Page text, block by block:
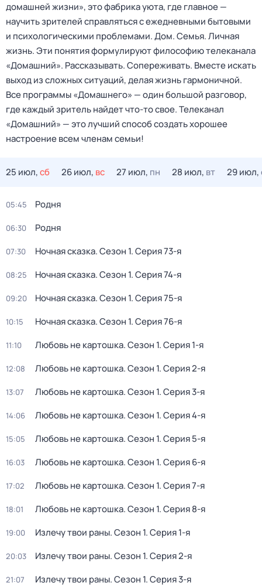
домашней жизни», это фабрика уюта, где главное —
научить зрителей справляться с ежедневными бытовыми
и психологическими проблемами. Дом. Семья. Личная
жизнь. Эти понятия формулируют философию телеканала
«Домашний». Рассказывать. Сопереживать. Вместе искать
выход из сложных ситуаций, делая жизнь гармоничной.
Все программы «Домашнего» — один большой разговор,
где каждый зритель найдет что‑то свое. Телеканал
«Домашний» — это лучший способ создать хорошее
настроение всем членам семьи!
25 июл,сб 26 июл, вс 27 июл, пн 28 июл, вт 29 июл,
05:45 Родня
06:30 Родня
07:30 Ночная сказка. Сезон 1. Серия 73-я
08:25 Ночная сказка. Сезон 1. Серия 74-я
09:20 Ночная сказка. Сезон 1. Серия 75-я
10:15 Ночная сказка. Сезон 1. Серия 76-я
11:10 Любовь не картошка. Сезон 1. Серия 1-я
12:08 Любовь не картошка. Сезон 1. Серия 2-я
13:07 Любовь не картошка. Сезон 1. Серия 3-я
14:06 Любовь не картошка. Сезон 1. Серия 4-я
15:05 Любовь не картошка. Сезон 1. Серия 5-я
16:03 Любовь не картошка. Сезон 1. Серия 6-я
17:02 Любовь не картошка. Сезон 1. Серия 7-я
18:01 Любовь не картошка. Сезон 1. Серия 8-я
19:00 Излечу твои раны. Сезон 1. Серия 1-я
20:03 Излечу твои раны. Сезон 1. Серия 2-я
21:07 Излечу твои раны. Сезон 1. Серия 3-я